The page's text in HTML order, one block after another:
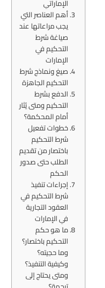
الإماراتي
أهم العناصر التي
يجب مراعاتها عند
صياغة شرط
التحكيم في
الإمارات
صيغ ونماذج شرط
التحكيم الجاهزة
الدفع بشرط
التحكيم ومتى يُثار
أمام المحكمة؟
خطوات تفعيل
شرط التحكيم
باختصار من تقديم
الطلب حتى صدور
الحكم
إجراءات تنفيذ
شرط التحكيم في
العقود التجارية
في الإمارات
ما هو حكم
التحكيم باختصار؟
وما حجيته؟
وكيفية التنفيذ؟
ومتى يحتاج إلى